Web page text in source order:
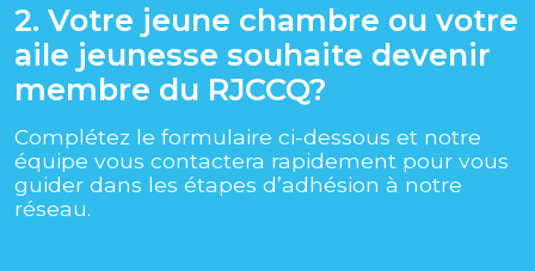
2. Votre jeune chambre ou votre
aile jeunesse souhaite devenir
membre du RJCCQ?
Complétez le formulaire ci-dessous et notre
équipe vous contactera rapidement pour vous
guider dans les étapes d’adhésion à notre
réseau.